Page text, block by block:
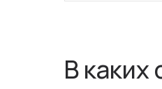
В каких